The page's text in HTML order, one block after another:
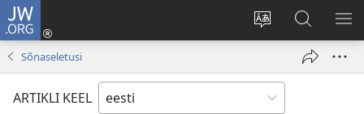
JW.ORG
Muuda
veebisaidi
Logi
sisse
akna)
Otsi
saidilt
JW.ORG
Sõnaseletusi
ARTIKLI KEEL